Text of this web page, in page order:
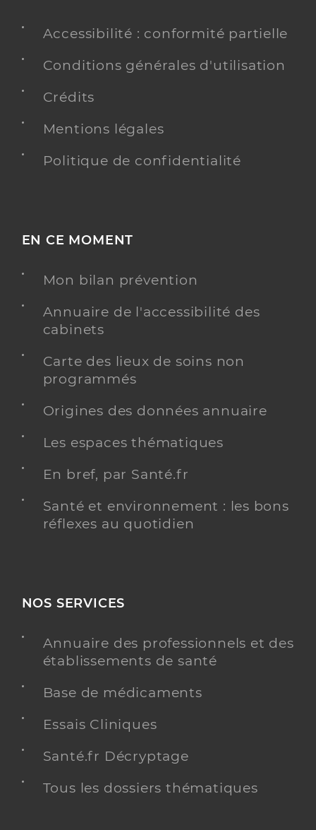
Accessibilité : conformité partielle
Conditions générales d'utilisation
Crédits
Mentions légales
Politique de confidentialité
EN CE MOMENT
Mon bilan prévention
Annuaire de l'accessibilité des
cabinets
Carte des lieux de soins non
programmés
Origines des données annuaire
Les espaces thématiques
En bref, par Santé.fr
Santé et environnement : les bons
réflexes au quotidien
NOS SERVICES
Annuaire des professionnels et des
établissements de santé
Base de médicaments
Essais Cliniques
Santé.fr Décryptage
Tous les dossiers thématiques